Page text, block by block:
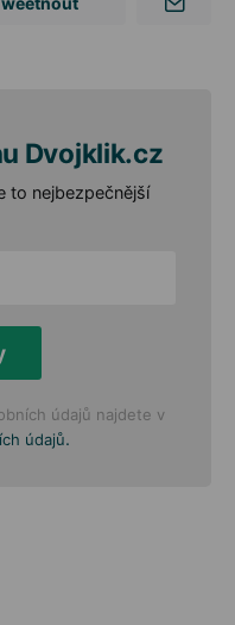
Dvojklik.cz
to nejbezpečnější
údajů najdete v
údajů.